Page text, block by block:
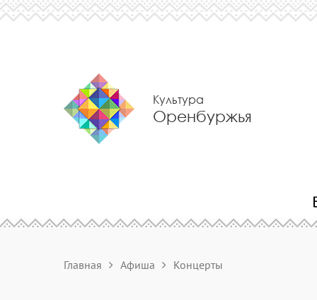
Культура
Оренбуржья
Главная Афиша Концерты